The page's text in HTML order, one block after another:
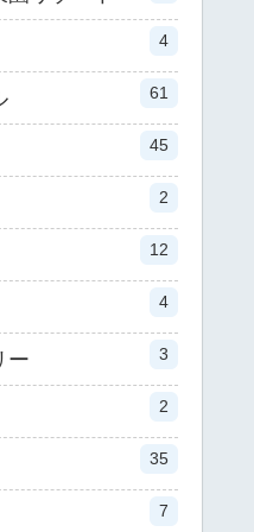
4
61
45
2
12
4
ー 3
2
35
7